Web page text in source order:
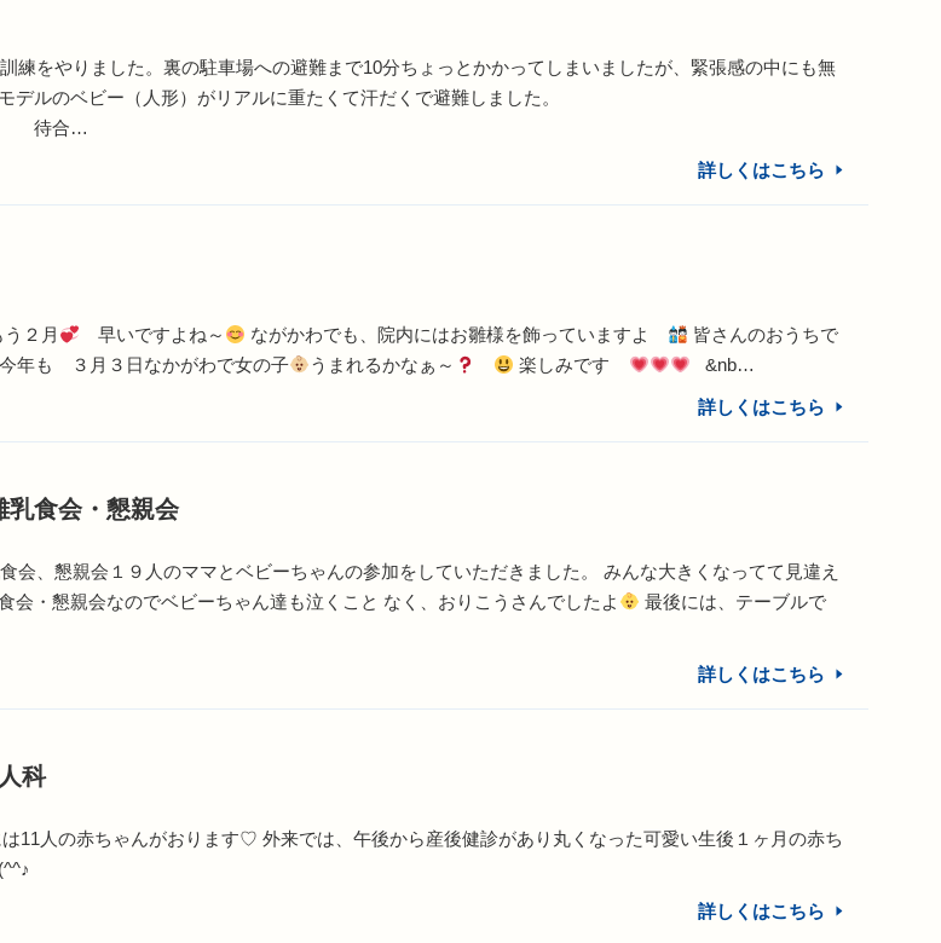
練をやりました。裏の駐車場への避難まで10分ちょっとかかってしまいましたが、緊張感の中にも無
デルのベビー（人形）がリアルに重たくて汗だくで避難しました。
…
詳しくはこちら
２月 早いですよね～ ながかわでも、院内にはお雛様を飾っていますよ
皆さんのおうちで
年も ３月３日なかがわで女の子 うまれるかなぁ～ 楽しみです &nb…
詳しくはこちら
乳食会・懇親会
会、懇親会１９人のママとベビーちゃんの参加をしていただきました。 みんな大きくなってて見違え
会・懇親会なのでベビーちゃん達も泣くこと なく、おりこうさんでしたよ
最後には、テーブルで
詳しくはこちら
科
11人の赤ちゃんがおります♡ 外来では、午後から産後健診があり丸くなった可愛い生後１ヶ月の赤ち
詳しくはこちら